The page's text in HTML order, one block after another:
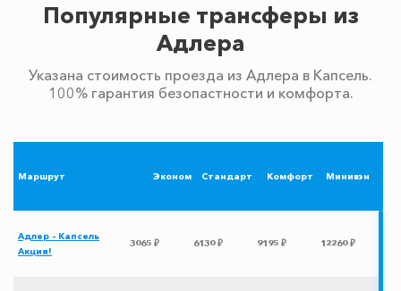
Популярные трансферы из
Адлера
Указана стоимость проезда из Адлера в Капсель.
100% гарантия безопастности и комфорта.
Маршрут Эконом Стандарт Комфорт Минивэн
Адлер - Капсель
Акция!
3065 ₽ 6130 ₽ 9195 ₽ 12260 ₽